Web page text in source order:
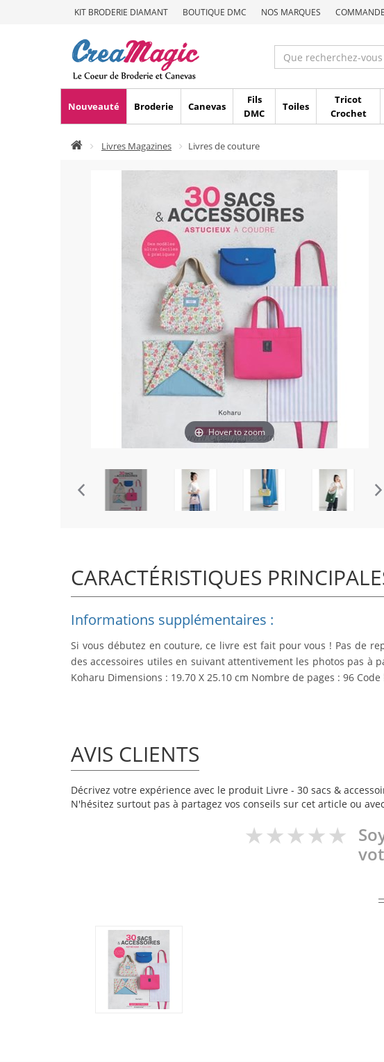
KIT BRODERIE DIAMANT BOUTIQUE DMC NOS MARQUES
Nouveauté Broderie Canevas
Fils
DMC
Toiles
Tricot
Crochet
Livres Magazines Livres de couture
Hover to zoom
CARACTÉRISTIQUES
Informations supplémentaires :
Si vous débutez en couture, ce livre est fait pour vous ! Pas de
des accessoires utiles en suivant attentivement les photos pas à
Koharu Dimensions : 19.70 X 25.10 cm Nombre de pages : 96
AVIS CLIENTS
Décrivez votre expérience avec le produit Livre - 30 sacs &
N'hésitez surtout pas à partagez vos conseils sur cet article ou